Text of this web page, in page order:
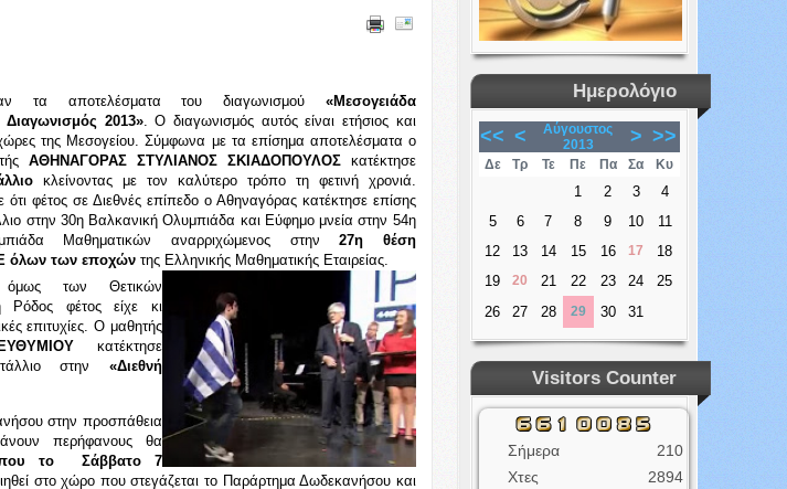
τα αποτελέσματα του διαγωνισμού «Μεσογειάδα
Διαγωνισμός 2013». Ο διαγωνισμός αυτός είναι ετήσιος και
της Μεσογείου. Σύμφωνα με τα επίσημα αποτελέσματα ο
τήςΑΘΗΝΑΓΟΡΑΣ ΣΤΥΛΙΑΝΟΣ ΣΚΙΑΔΟΠΟΥΛΟΣκατέκτησε
κλείνοντας με τον καλύτερο τρόπο τη φετινή χρονιά.
ότι φέτος σε Διεθνές επίπεδο ο Αθηναγόρας κατέκτησε επίσης
στην 30η Βαλκανική Ολυμπιάδα και Εύφημο μνεία στην 54η
Μαθηματικών αναρριχώμενος στην27η θέση
όλων των εποχών της Ελληνικής Μαθηματικής Εταιρείας.
των Θετικών
Ρόδος φέτος είχε κι
επιτυχίες. Ο μαθητής
κατέκτησε
στην «Διεθνή
στην προσπάθεια
περήφανους θα
το
Σάββατο 7
στο χώρο που στεγάζεται το Παράρτημα Δωδεκανήσου και
Ημερολόγιο
<< <
Αύγουστος
2013
> >>
Δε Τρ Τε Πε Πα Σα Κυ
1 2 3
4
5
6 7 8 9 10
11
12
13 14 15 16 17
18
19
20 21 22 23 24
25
26
27 28 29 30 31
Visitors Counter
Σήμερα
Χτες
210
2894